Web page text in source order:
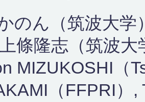
のん（筑波大学
條隆志（筑波大
MIZUKOSHI（
（FFPRI）,